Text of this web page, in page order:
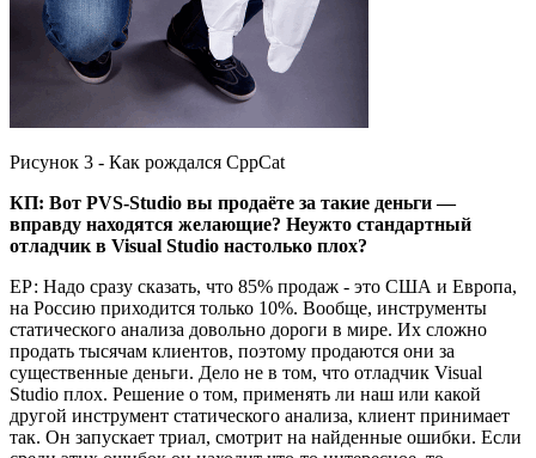
Рисунок 3 - Как рождался CppCat
КП: Вот PVS-Studio вы продаёте за такие деньги —
вправду находятся желающие? Неужто стандартный
отладчик в Visual Studio настолько плох?
ЕР: Надо сразу сказать, что 85% продаж - это США и Европа,
на Россию приходится только 10%. Вообще, инструменты
статического анализа довольно дороги в мире. Их сложно
продать тысячам клиентов, поэтому продаются они за
существенные деньги. Дело не в том, что отладчик Visual
Studio плох. Решение о том, применять ли наш или какой
другой инструмент статического анализа, клиент принимает
так. Он запускает триал, смотрит на найденные ошибки. Если